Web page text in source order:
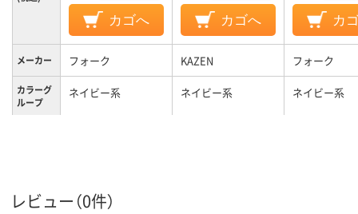
カゴへ カゴへ カ
メーカー フォーク KAZEN フォーク
カラーグ
ループ
ネイビー系 ネイビー系 ネイビー系
レビュー（0件）